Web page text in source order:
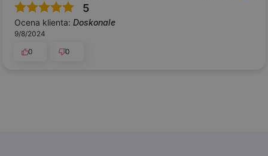
5
Ocena klienta: Doskonale
9/8/2024
0
0